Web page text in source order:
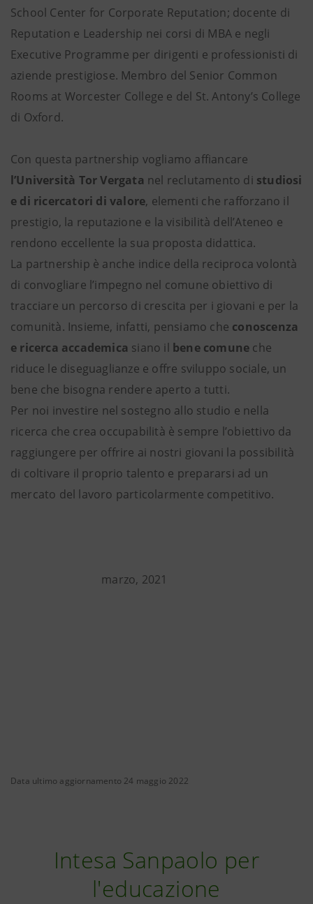
School Center for Corporate Reputation; docente di
Reputation e Leadership nei corsi di MBA e negli
Executive Programme per dirigenti e professionisti di
aziende prestigiose. Membro del Senior Common
Rooms at Worcester College e del St. Antony’s College
di Oxford.
Con questa partnership vogliamo affiancare
l’Università Tor Vergata nel reclutamento di studiosi
e di ricercatori di valore, elementi che rafforzano il
prestigio, la reputazione e la visibilità dell’Ateneo e
rendono eccellente la sua proposta didattica.
La partnership è anche indice della reciproca volontà
di convogliare l’impegno nel comune obiettivo di
tracciare un percorso di crescita per i giovani e per la
comunità. Insieme, infatti, pensiamo che conoscenza
e ricerca accademica siano il bene comune che
riduce le diseguaglianze e offre sviluppo sociale, un
bene che bisogna rendere aperto a tutti.
Per noi investire nel sostegno allo studio e nella
ricerca che crea occupabilità è sempre l’obiettivo da
raggiungere per offrire ai nostri giovani la possibilità
di coltivare il proprio talento e prepararsi ad un
mercato del lavoro particolarmente competitivo.
marzo, 2021
Data ultimo aggiornamento 24 maggio 2022
Intesa Sanpaolo per
l'educazione